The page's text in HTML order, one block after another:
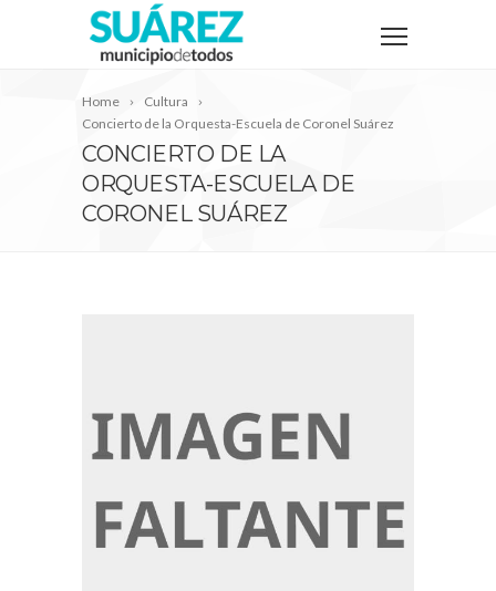
Home
Cultura
Concierto de la Orquesta-Escuela de Coronel Suárez
CONCIERTO DE LA
ORQUESTA-ESCUELA DE
CORONEL SUÁREZ